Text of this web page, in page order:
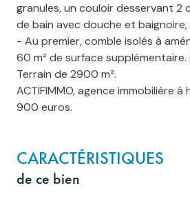
granules, un couloir desservant 2
de bain avec douche et baignoire,
- Au premier, comble isolés à
60 m² de surface supplémentaire.
Terrain de 2900 m².
ACTIFIMMO, agence immobilière à
900 euros.
CARACTÉRISTIQUES
de ce bien